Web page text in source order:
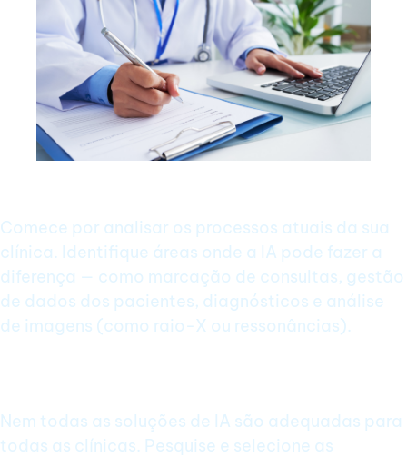
Comece por analisar os processos atuais da sua
clínica. Identifique áreas onde a IA pode fazer a
diferença — como marcação de consultas, gestão
de dados dos pacientes, diagnósticos e análise
de imagens (como raio-X ou ressonâncias).
Nem todas as soluções de IA são adequadas para
todas as clínicas. Pesquise e selecione as